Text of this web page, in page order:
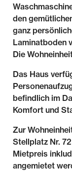
den
ganz
Laminatboden
Die
Das Haus
befindlich im
Komfort und
Zur
Stellplatz Nr.
Mietpreis
angemietet